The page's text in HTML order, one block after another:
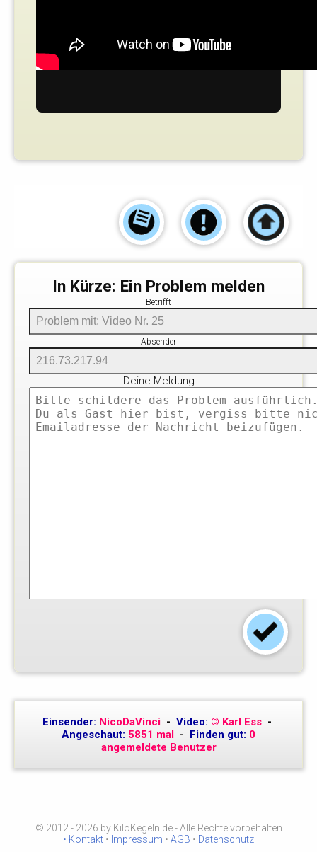
In Kürze: Ein Problem melden
Betrifft
Absender
Deine Meldung
Einsender: NicoDaVinci - Video: © Karl Ess -
Angeschaut: 5851 mal - Finden gut: 0
angemeldete Benutzer
© 2012 - 2026 by KiloKegeln.de - Alle Rechte vorbehalten
• Kontakt • Impressum • AGB • Datenschutz